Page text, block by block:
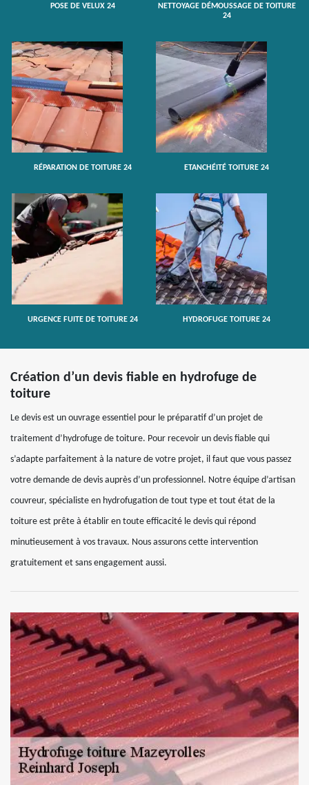
POSE DE VELUX 24
NETTOYAGE DÉMOUSSAGE DE TOITURE
24
RÉPARATION DE TOITURE 24 ETANCHÉITÉ TOITURE 24
URGENCE FUITE DE TOITURE 24 HYDROFUGE TOITURE 24
Création d’un devis fiable en hydrofuge de
toiture
Le devis est un ouvrage essentiel pour le préparatif d’un projet de
traitement d’hydrofuge de toiture. Pour recevoir un devis fiable qui
s’adapte parfaitement à la nature de votre projet, il faut que vous passez
votre demande de devis auprès d’un professionnel. Notre équipe d’artisan
couvreur, spécialiste en hydrofugation de tout type et tout état de la
toiture est prête à établir en toute efficacité le devis qui répond
minutieusement à vos travaux. Nous assurons cette intervention
gratuitement et sans engagement aussi.